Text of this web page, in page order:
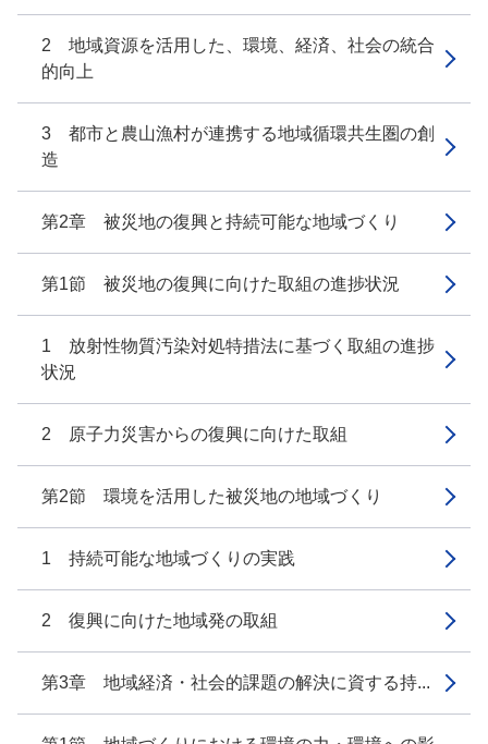
2 地域資源を活用した、環境、経済、社会の統合
的向上
3 都市と農山漁村が連携する地域循環共生圏の創
造
第2章 被災地の復興と持続可能な地域づくり
第1節 被災地の復興に向けた取組の進捗状況
1 放射性物質汚染対処特措法に基づく取組の進捗
状況
2 原子力災害からの復興に向けた取組
第2節 環境を活用した被災地の地域づくり
1 持続可能な地域づくりの実践
2 復興に向けた地域発の取組
第3章 地域経済・社会的課題の解決に資する持...